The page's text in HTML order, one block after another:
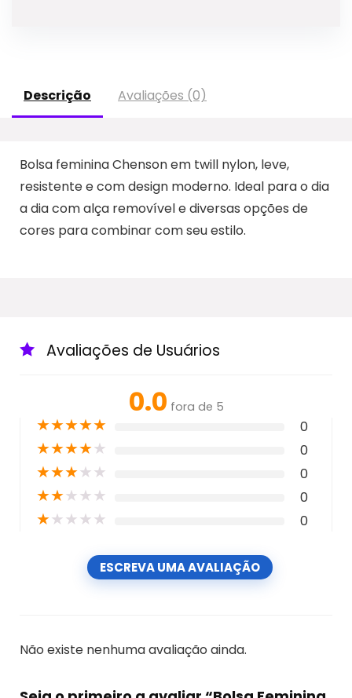
Descrição Avaliações (0)
Bolsa feminina Chenson em twill nylon, leve,
resistente e com design moderno. Ideal para o dia
a dia com alça removível e diversas opções de
cores para combinar com seu estilo.
Avaliações de Usuários
0.0 fora de 5
★★★★★ 0
★★★★★ 0
★★★★★ 0
★★★★★ 0
★★★★★ 0
ESCREVA UMA AVALIAÇÃO
Não existe nenhuma avaliação ainda.